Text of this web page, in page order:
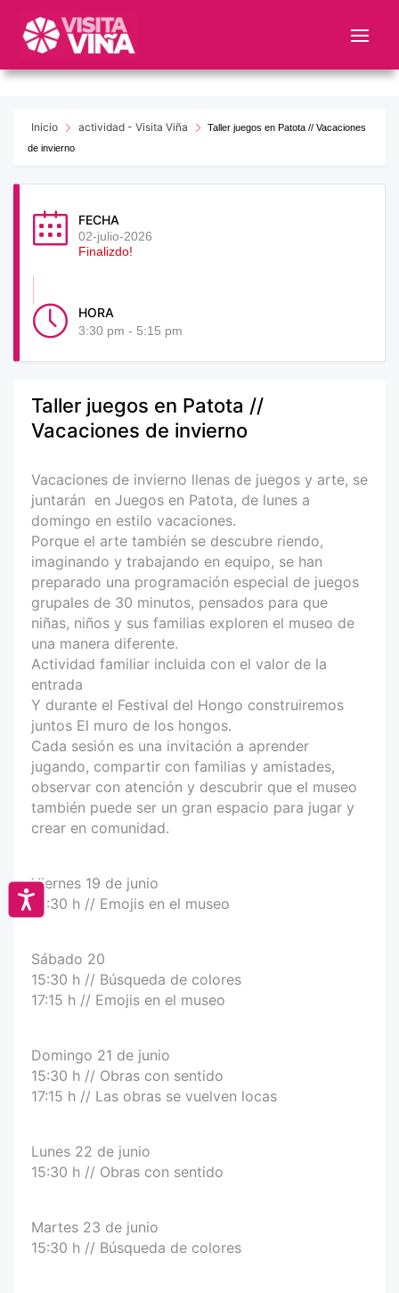
este
web
sistema
Accesibilidad
Inicio actividad - Visita Viña
Taller juegos en Patota // Vacaciones
de invierno
FECHA
02-julio-2026
Finalizdo!
HORA
3:30 pm - 5:15 pm
Taller juegos en Patota //
Vacaciones de invierno
Vacaciones de invierno llenas de juegos y arte, se
juntarán en Juegos en Patota, de lunes a
domingo en estilo vacaciones.
Porque el arte también se descubre riendo,
imaginando y trabajando en equipo, se han
preparado una programación especial de juegos
grupales de 30 minutos, pensados para que
niñas, niños y sus familias exploren el museo de
una manera diferente.
Actividad familiar incluida con el valor de la
entrada
Y durante el Festival del Hongo construiremos
juntos El muro de los hongos.
Cada sesión es una invitación a aprender
jugando, compartir con familias y amistades,
observar con atención y descubrir que el museo
también puede ser un gran espacio para jugar y
crear en comunidad.
Viernes 19 de junio
15:30 h // Emojis en el museo
Sábado 20
15:30 h // Búsqueda de colores
17:15 h // Emojis en el museo
Domingo 21 de junio
15:30 h // Obras con sentido
17:15 h // Las obras se vuelven locas
Lunes 22 de junio
15:30 h // Obras con sentido
Martes 23 de junio
15:30 h // Búsqueda de colores